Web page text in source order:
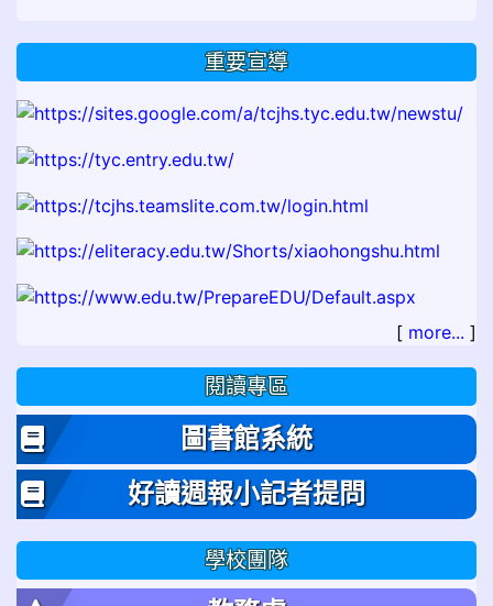
重要宣導
[ more... ]
閱讀專區
圖書館系統
好讀週報小記者提問
學校團隊